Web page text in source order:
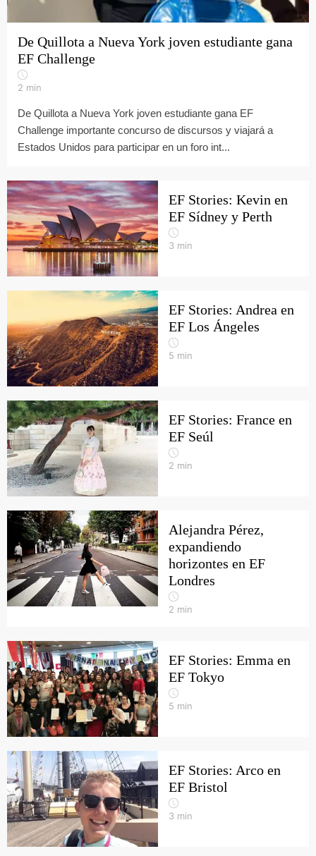
De Quillota a Nueva York joven estudiante gana
EF Challenge
2 min
De Quillota a Nueva York joven estudiante gana EF
Challenge importante concurso de discursos y viajará a
Estados Unidos para participar en un foro int...
EF Stories: Kevin en
EF Sídney y Perth
3 min
EF Stories: Andrea en
EF Los Ángeles
5 min
EF Stories: France en
EF Seúl
2 min
Alejandra Pérez,
expandiendo
horizontes en EF
Londres
2 min
EF Stories: Emma en
EF Tokyo
5 min
EF Stories: Arco en
EF Bristol
3 min